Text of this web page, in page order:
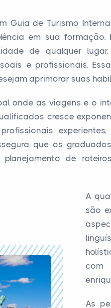
Guia de Turismo
em sua
de qualquer
e profissionais.
aprimorar suas
onde as viagens e o
cresce
que os
de
A
são
com
As